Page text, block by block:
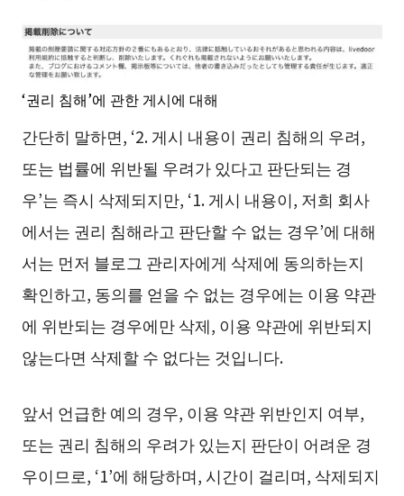
‘권리 침해’에 관한 게시에 대해
간단히 말하면, ‘2. 게시 내용이 권리 침해의 우려,
또는 법률에 위반될 우려가 있다고 판단되는 경
우’는 즉시 삭제되지만, ‘1. 게시 내용이, 저희 회사
에서는 권리 침해라고 판단할 수 없는 경우’에 대해
서는 먼저 블로그 관리자에게 삭제에 동의하는지
확인하고, 동의를 얻을 수 없는 경우에는 이용 약관
에 위반되는 경우에만 삭제, 이용 약관에 위반되지
않는다면 삭제할 수 없다는 것입니다.
앞서 언급한 예의 경우, 이용 약관 위반인지 여부,
또는 권리 침해의 우려가 있는지 판단이 어려운 경
우이므로, ‘1’에 해당하며, 시간이 걸리며, 삭제되지